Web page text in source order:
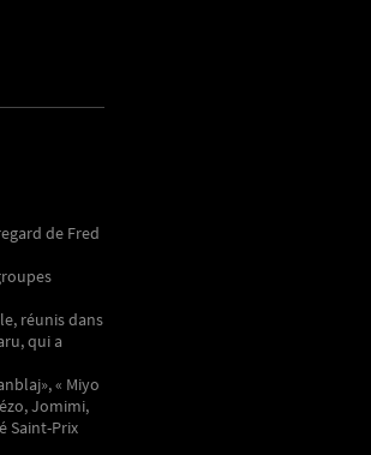
de Fred
réunis dans
qui a
« Miyo
Jomimi,
Saint-Prix